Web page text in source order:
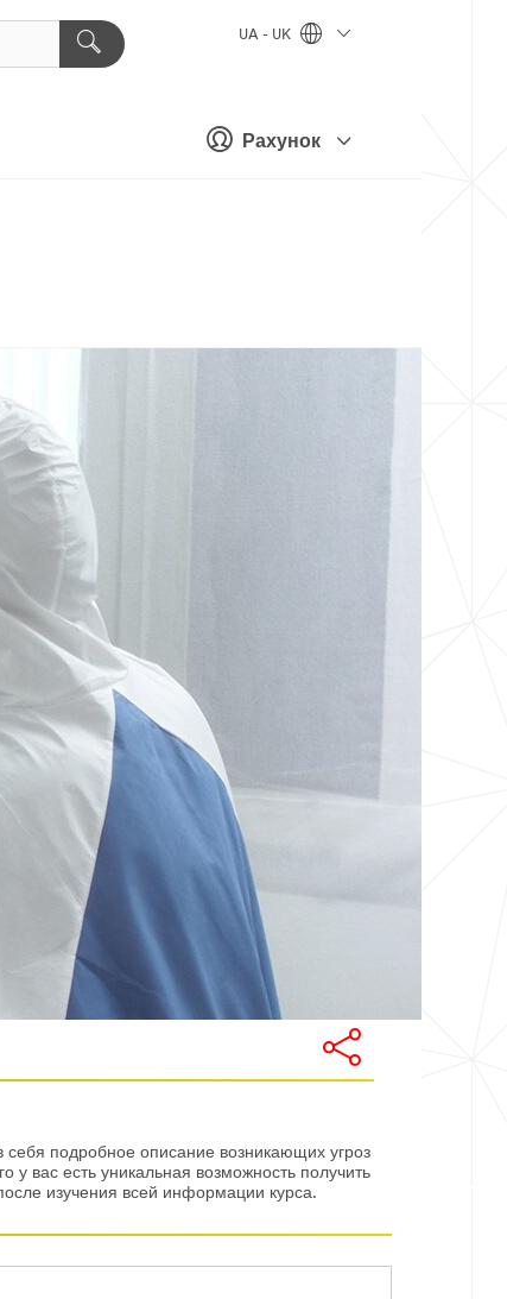
Рахунок
UA - UK
подробное описание возникающих угроз
вас есть уникальная возможность получить
изучения всей информации курса.